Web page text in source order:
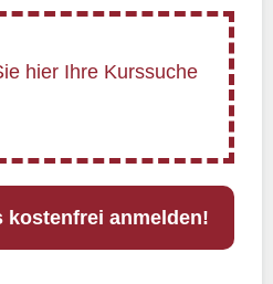
kostenfrei anmelden!